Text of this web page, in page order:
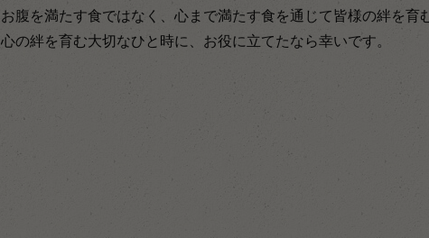
お腹を満たす食ではなく、心まで満たす食を通じて皆様の絆を育
心の絆を育む大切なひと時に、お役に立てたなら幸いです。